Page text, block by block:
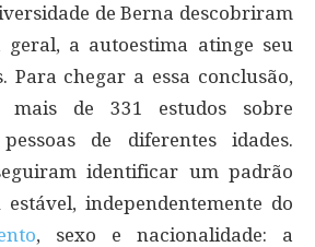
de Berna descobriram
geral, a autoestima atinge seu
Para chegar a essa conclusão,
mais de 331 estudos sobre
de diferentes idades.
identificar um padrão
independentemente do
, sexo e nacionalidade: a